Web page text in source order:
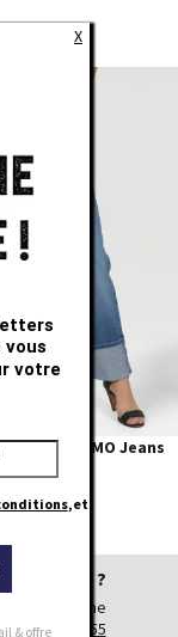
REMO Jeans
€ 89,95
d'aide ?
Téléphone
(0)54 56 69 55
X
vous
votre
,et
& offre